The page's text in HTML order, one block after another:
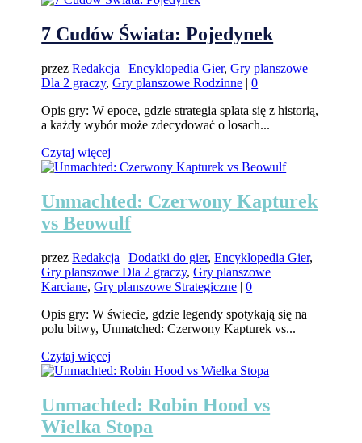
7 Cudów Świata: Pojedynek
przezRedakcja |Encyklopedia Gier,Gry planszowe
Dla 2 graczy,Gry planszowe Rodzinne |0
Opis gry: W epoce, gdzie strategia splata się z historią,
a każdy wybór może zdecydować o losach...
Czytaj więcej
Unmachted: Czerwony Kapturek
vs Beowulf
przezRedakcja |Dodatki do gier,Encyklopedia Gier,
Gry planszowe Dla 2 graczy,Gry planszowe
Karciane,Gry planszowe Strategiczne |0
Opis gry: W świecie, gdzie legendy spotykają się na
polu bitwy, Unmatched: Czerwony Kapturek vs...
Czytaj więcej
Unmachted: Robin Hood vs
Wielka Stopa